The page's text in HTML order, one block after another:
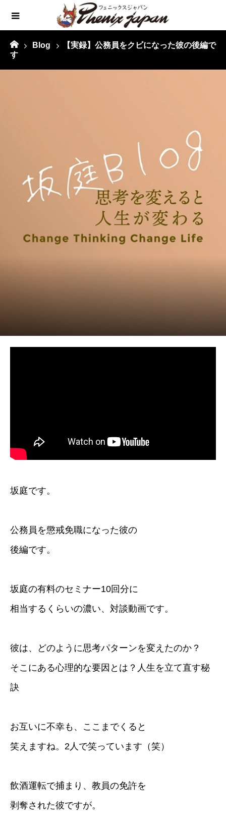
Blog
【実録】公務員をクビになった彼の後編で
す
坂庭です。
公務員を懲戒免職になった彼の
後編です。
坂庭の有料のセミナー10回分に
相当するくらいの濃い、対談動画です。
彼は、どのように思考パターンを変えたのか？
そこにある心理的な要因とは？人生を立て直す秘
訣
お互いに不幸も、ここまでくると
笑えますね。2人で笑っています（笑）
飲酒運転で捕まり、教員の免許を
剥奪された彼ですが。